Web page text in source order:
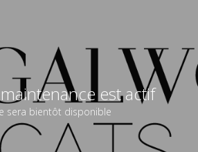
est actif
sera bientôt disponible